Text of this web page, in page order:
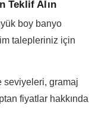
Teklif Alın
boy banyo
talepleriniz için
seviyeleri, gramaj
fiyatlar hakkında